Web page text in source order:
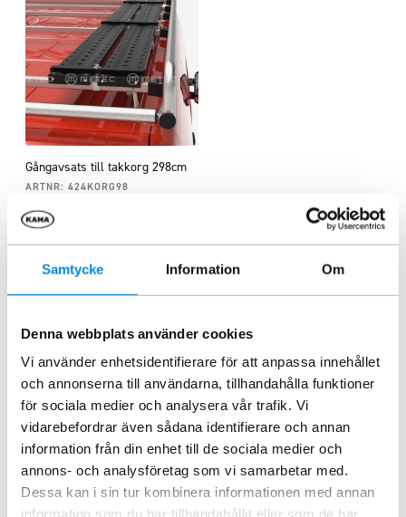
Samtycke Information Om
Denna webbplats använder cookies
Vi använder enhetsidentifierare för att anpassa innehållet
och annonserna till användarna, tillhandahålla funktioner
för sociala medier och analysera vår trafik. Vi
vidarebefordrar även sådana identifierare och annan
information från din enhet till de sociala medier och
annons- och analysföretag som vi samarbetar med.
Dessa kan i sin tur kombinera informationen med annan
information som du har tillhandahållit eller som de har
Gångavsats till takkorg 298cm
ARTNR: 424KORG98
7 495
Inkl. moms
Lägg i varukorg